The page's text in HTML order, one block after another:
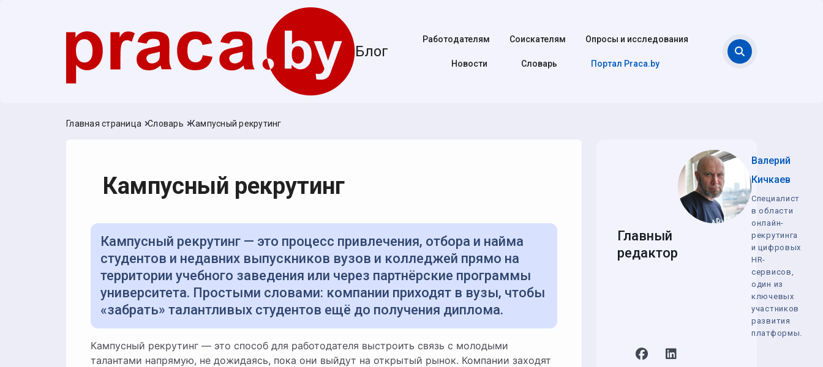
Блог
Работодателям Соискателям Опросы и исследования
Новости Cловарь Портал Praca.by
Главная страница Словарь Кампусный рекрутинг
Кампусный рекрутинг
Кампусный рекрутинг — это процесс привлечения, отбора и найма
студентов и недавних выпускников вузов и колледжей прямо на
территории учебного заведения или через партнёрские программы
университета. Простыми словами: компании приходят в вузы, чтобы
«забрать» талантливых студентов ещё до получения диплома.
Кампусный рекрутинг — это способ для работодателя выстроить связь с молодыми
талантами напрямую, не дожидаясь, пока они выйдут на открытый рынок. Компании заходят
Главный
редактор
Валерий
Кичкаев
Специалист
в области
онлайн-
рекрутинга
и цифровых
HR-
сервисов,
один из
ключевых
участников
развития
платформы.